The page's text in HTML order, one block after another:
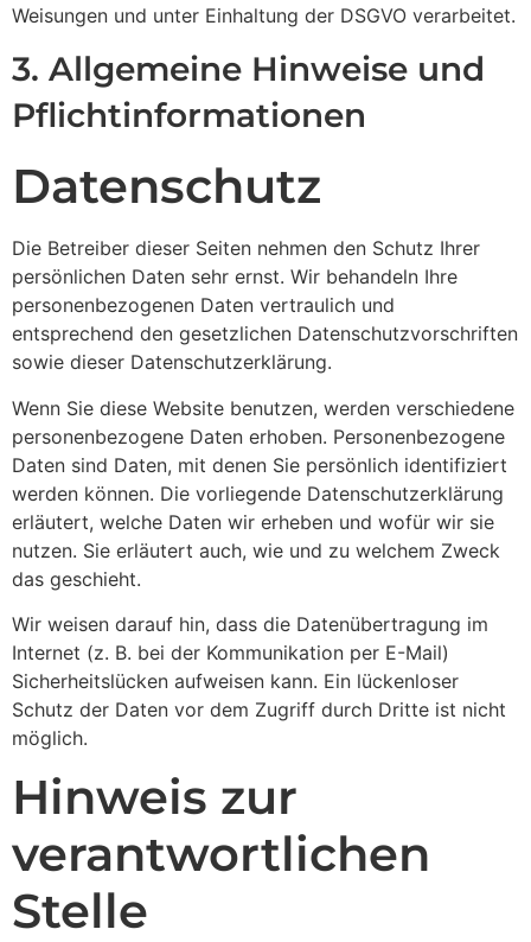
Weisungen und unter Einhaltung der DSGVO verarbeitet.
3. Allgemeine Hinweise und
Pflicht­informationen
Datenschutz
Die Betreiber dieser Seiten nehmen den Schutz Ihrer
persönlichen Daten sehr ernst. Wir behandeln Ihre
personenbezogenen Daten vertraulich und
entsprechend den gesetzlichen Datenschutzvorschriften
sowie dieser Datenschutzerklärung.
Wenn Sie diese Website benutzen, werden verschiedene
personenbezogene Daten erhoben. Personenbezogene
Daten sind Daten, mit denen Sie persönlich identifiziert
werden können. Die vorliegende Datenschutzerklärung
erläutert, welche Daten wir erheben und wofür wir sie
nutzen. Sie erläutert auch, wie und zu welchem Zweck
das geschieht.
Wir weisen darauf hin, dass die Datenübertragung im
Internet (z. B. bei der Kommunikation per E-Mail)
Sicherheitslücken aufweisen kann. Ein lückenloser
Schutz der Daten vor dem Zugriff durch Dritte ist nicht
möglich.
Hinweis zur
verantwortlichen
Stelle